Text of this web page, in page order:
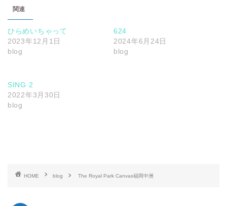
関連
ひらめいちゃって
2023年12月1日
blog
624
2024年6月24日
blog
SING 2
2022年3月30日
blog
HOME blog The Royal Park Canvas福岡中洲